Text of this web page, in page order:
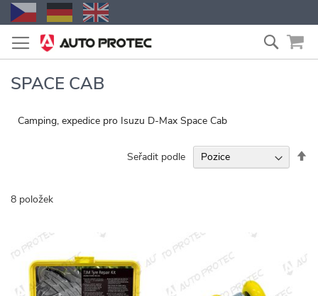
Přejít
na
obsah
SPACE CAB
Camping, expedice pro Isuzu D-Max Space Cab
8 položek
Seřadit podle